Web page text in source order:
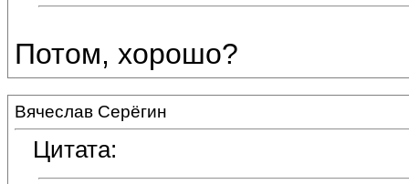
Потом, хорошо?
Вячеслав Серёгин
Цитата: